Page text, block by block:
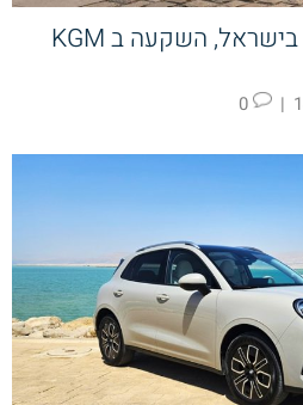
צ'רי מתרחבת – לפאס בישראל, השקעה ב KGM
|